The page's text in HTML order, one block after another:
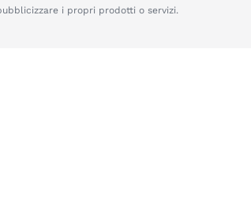
i propri prodotti o servizi.